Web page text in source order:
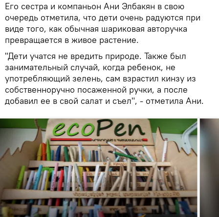
Его сестра и компаньон Ани Элбакян в свою
очередь отметила, что дети очень радуются при
виде того, как обычная шариковая авторучка
превращается в живое растение.
"Дети учатся не вредить природе. Также был
занимательный случай, когда ребенок, не
употребляющий зелень, сам взрастил кинзу из
собственноручно посаженной ручки, а после
добавил ее в свой салат и съел", - отметила Ани.